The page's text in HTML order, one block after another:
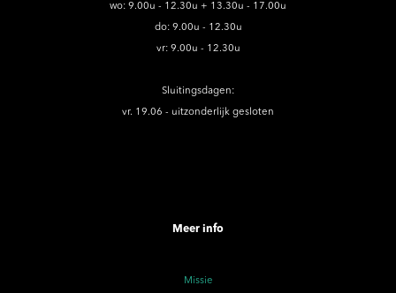
wo: 9.00u - 12.30u + 13.30u - 17.00u
do: 9.00u - 12.30u
vr: 9.00u - 12.30u
Sluitingsdagen:
vr. 19.06 - uitzonderlijk gesloten
Meer info
Missie